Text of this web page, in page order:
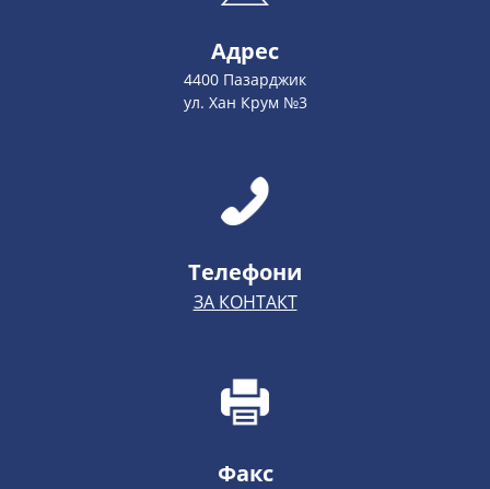
Адрес
4400 Пазарджик
ул. Хан Крум №3
Телефони
ЗА КОНТАКТ
Факс